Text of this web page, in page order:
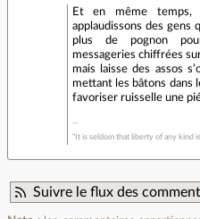
Et en même temps,
applaudissons des gens
plus de pognon
messageries chiffrées
mais laisse des assos
mettant les bâtons dans
favoriser ruisselle une
“It is seldom that liberty of any kind
Suivre le flux des